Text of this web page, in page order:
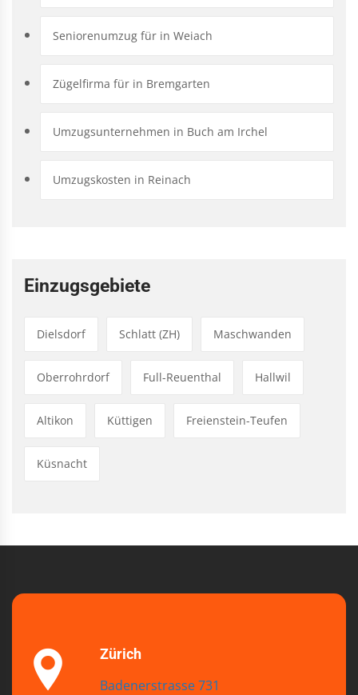
Seniorenumzug für in Weiach
Zügelfirma für in Bremgarten
Umzugsunternehmen in Buch am Irchel
Umzugskosten in Reinach
Einzugsgebiete
Dielsdorf Schlatt (ZH) Maschwanden
Oberrohrdorf Full-Reuenthal Hallwil
Altikon Küttigen Freienstein-Teufen
Küsnacht
Zürich
Badenerstrasse 731